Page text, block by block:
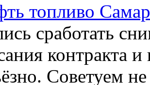
топливо
сработать
контракта
Советуем не